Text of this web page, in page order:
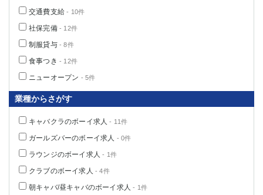
交通費支給 - 10件
社保完備- 12件
制服貸与- 8件
食事つき - 12件
ニューオープン - 5件
業種からさがす
キャバクラのボーイ求人 - 11件
ガールズバーのボーイ求人 - 0件
ラウンジのボーイ求人 - 1件
クラブのボーイ求人 - 4件
朝キャバ/昼キャバのボーイ求人 - 1件